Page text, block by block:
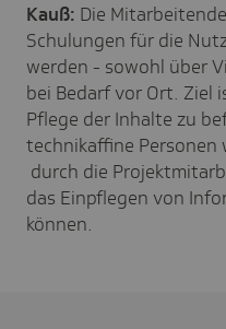
Kauß: Die
Schulungen für die
werden - sowohl über
bei Bedarf vor Ort. Ziel
Pflege der Inhalte zu
technikaffine Personen
durch die
das Einpflegen von
können.